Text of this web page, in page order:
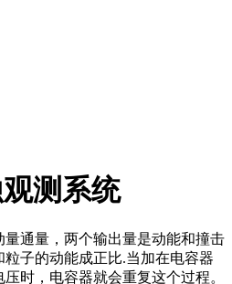
测系统
通量，两个输出量是动能和撞击
子的动能成正比.当加在电容器
时，电容器就会重复这个过程。